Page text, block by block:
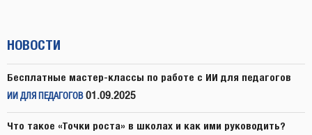
НОВОСТИ
Бесплатные мастер-классы по работе с ИИ для педагогов
ИИ ДЛЯ ПЕДАГОГОВ 01.09.2025
Что такое «Точки роста» в школах и как ими руководить?